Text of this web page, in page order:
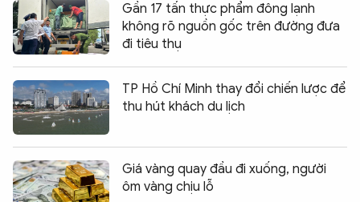
Gần 17 tấn thực phẩm đông lạnh
không rõ nguồn gốc trên đường đưa
đi tiêu thụ
TP Hồ Chí Minh thay đổi chiến lược để
thu hút khách du lịch
Giá vàng quay đầu đi xuống, người
ôm vàng chịu lỗ